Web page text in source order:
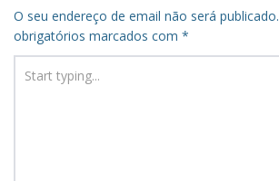
O seu endereço de email não será publicado.
obrigatórios marcados com *